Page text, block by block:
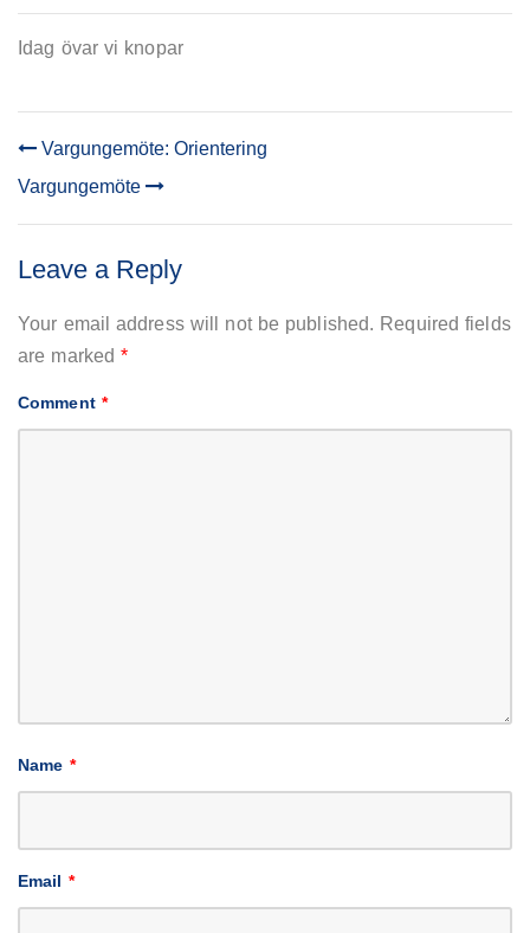
Vargungemöte
Idag övar vi knopar
POST
NAVIGATION
Vargungemöte: Orientering
Vargungemöte
Leave a Reply
Your email address will not be published. Required fields
are marked*
Comment *
Name *
Email *